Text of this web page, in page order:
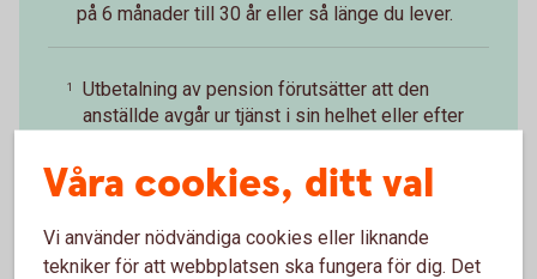
på 6 månader till 30 år eller så länge du lever.
1
Utbetalning av pension förutsätter att den
anställde avgår ur tjänst i sin helhet eller efter
Våra cookies, ditt val
Vi använder nödvändiga cookies eller liknande
tekniker för att webbplatsen ska fungera för dig. Det